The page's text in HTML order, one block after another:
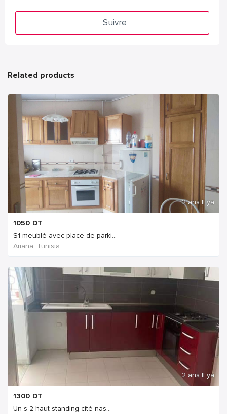
Suivre
Related products
2 ans Il ya
1050 DT
S1 meublé avec place de parki...
Ariana, Tunisia
2 ans Il ya
1300 DT
Un s 2 haut standing cité nas...